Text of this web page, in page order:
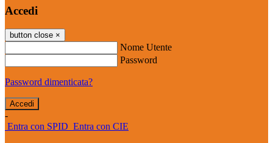
Accedi
button close ×
Nome Utente
Password
Password dimenticata?
-
Entra con SPID Entra con CIE